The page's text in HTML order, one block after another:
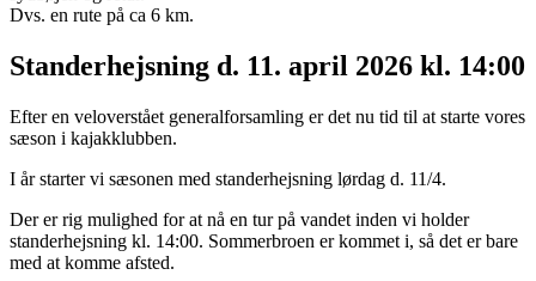
Dvs. en rute på ca 6 km.
Standerhejsning d. 11. april 2026 kl. 14:00
Efter en veloverstået generalforsamling er det nu tid til at starte vores
sæson i kajakklubben.
I år starter vi sæsonen med standerhejsning lørdag d. 11/4.
Der er rig mulighed for at nå en tur på vandet inden vi holder
standerhejsning kl. 14:00. Sommerbroen er kommet i, så det er bare
med at komme afsted.